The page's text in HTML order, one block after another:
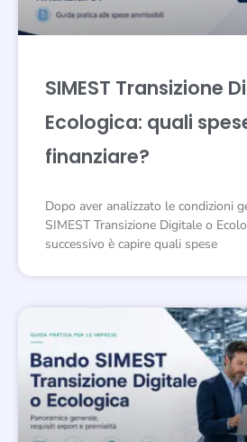
SIMEST Transizione
Ecologica: quali
finanziare?
Dopo aver analizzato le condizioni
SIMEST Transizione Digitale o
successivo è capire quali spese